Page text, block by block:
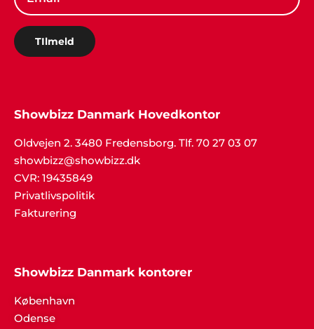
TIlmeld
Showbizz Danmark Hovedkontor
Oldvejen 2. 3480 Fredensborg. Tlf. 70 27 03 07
showbizz@showbizz.dk
CVR: 19435849
Privatlivspolitik
Fakturering
Showbizz Danmark kontorer
København
Odense